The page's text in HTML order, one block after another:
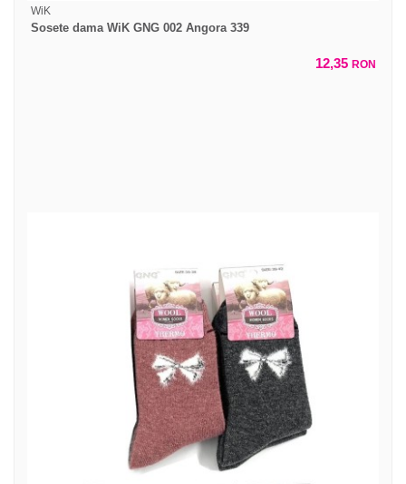
WiK
Sosete dama WiK GNG 002 Angora 339
12,35 RON